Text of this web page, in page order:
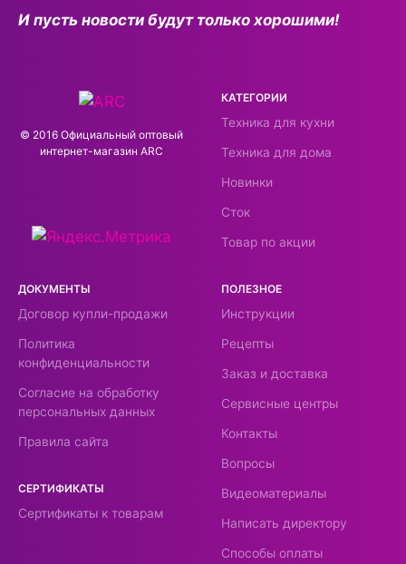
И пусть новости будут только хорошими!
© 2016 Официальный оптовый
интернeт-магазин ARC
КАТЕГОРИИ
Техника для кухни
Техника для дома
Новинки
Сток
Товар по акции
ДОКУМЕНТЫ
Договор купли-продажи
Политика
конфиденциальности
Согласие на обработку
персональных данных
Правила сайта
СЕРТИФИКАТЫ
Сертификаты к товарам
ПОЛЕЗНОЕ
Инструкции
Рецепты
Заказ и доставка
Сервисные центры
Контакты
Вопросы
Видеоматериалы
Написать директору
Способы оплаты